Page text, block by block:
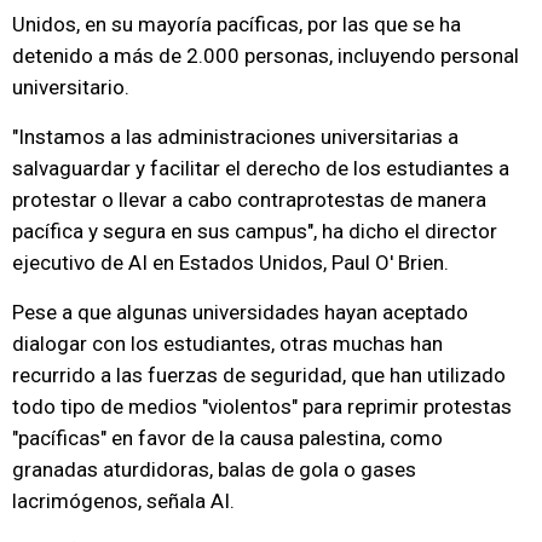
Unidos, en su mayoría pacíficas, por las que se ha
detenido a más de 2.000 personas, incluyendo personal
universitario.
"Instamos a las administraciones universitarias a
salvaguardar y facilitar el derecho de los estudiantes a
protestar o llevar a cabo contraprotestas de manera
pacífica y segura en sus campus", ha dicho el director
ejecutivo de AI en Estados Unidos, Paul O' Brien.
Pese a que algunas universidades hayan aceptado
dialogar con los estudiantes, otras muchas han
recurrido a las fuerzas de seguridad, que han utilizado
todo tipo de medios "violentos" para reprimir protestas
"pacíficas" en favor de la causa palestina, como
granadas aturdidoras, balas de gola o gases
lacrimógenos, señala AI.